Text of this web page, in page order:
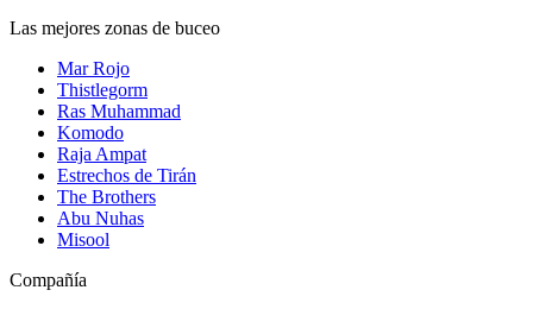
Las mejores zonas de buceo
Mar Rojo
Thistlegorm
Ras Muhammad
Komodo
Raja Ampat
Estrechos de Tirán
The Brothers
Abu Nuhas
Misool
Compañía